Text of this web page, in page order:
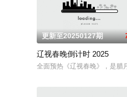
更新至20250127期
辽视春晚倒计时 2025
全面预热《辽视春晚》，是腊